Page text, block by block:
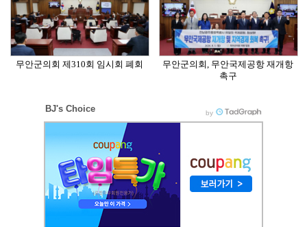
무안군의회 제310회 임시회 폐회
무안군의회, 무안국제공항 재개항
촉구